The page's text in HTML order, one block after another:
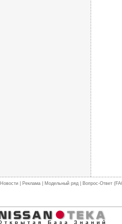
Новости Реклама Модельный ряд Вопрос-Ответ